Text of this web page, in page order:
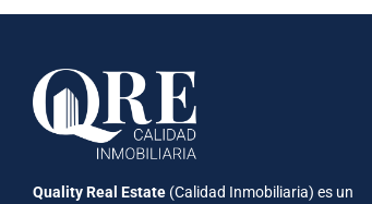
Quality Real Estate (Calidad Inmobiliaria) es un